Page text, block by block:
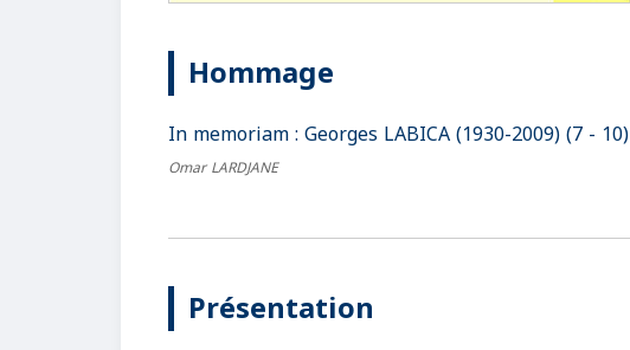
Hommage
In memoriam : Georges LABICA (1930-2009) (7 - 10)
Omar LARDJANE
Présentation